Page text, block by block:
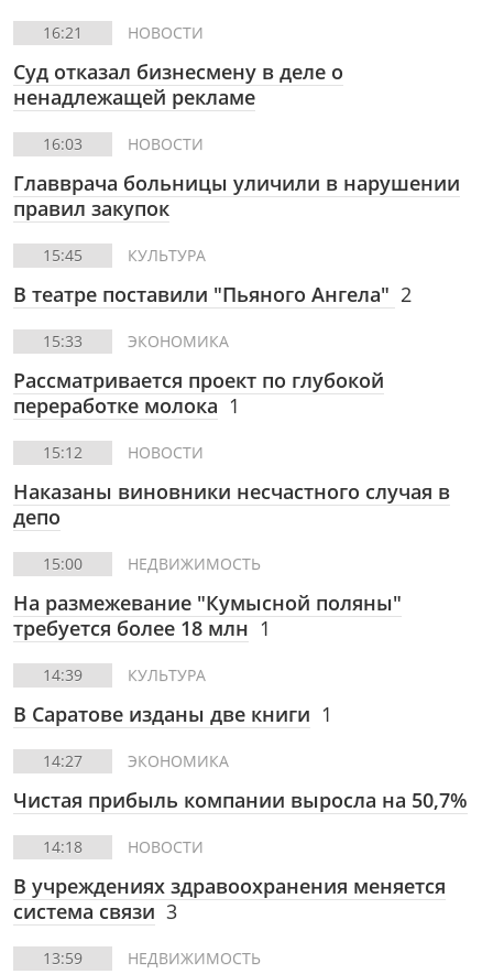
16:21 НОВОСТИ
Суд отказал бизнесмену в деле о
ненадлежащей рекламе
16:03 НОВОСТИ
Главврача больницы уличили в нарушении
правил закупок
15:45 КУЛЬТУРА
В театре поставили "Пьяного Ангела" 2
15:33 ЭКОНОМИКА
Рассматривается проект по глубокой
переработке молока 1
15:12 НОВОСТИ
Наказаны виновники несчастного случая в
депо
15:00 НЕДВИЖИМОСТЬ
На размежевание "Кумысной поляны"
требуется более 18 млн 1
14:39 КУЛЬТУРА
В Саратове изданы две книги 1
14:27 ЭКОНОМИКА
Чистая прибыль компании выросла на 50,7%
14:18 НОВОСТИ
В учреждениях здравоохранения меняется
система связи 3
13:59 НЕДВИЖИМОСТЬ